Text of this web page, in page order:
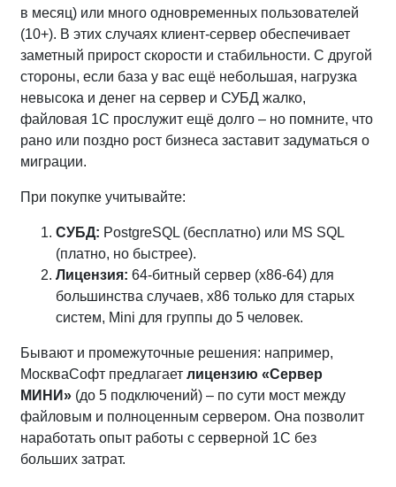
в месяц) или много одновременных пользователей
(10+). В этих случаях клиент‑сервер обеспечивает
заметный прирост скорости и стабильности. С другой
стороны, если база у вас ещё небольшая, нагрузка
невысока и денег на сервер и СУБД жалко,
файловая 1С прослужит ещё долго – но помните, что
рано или поздно рост бизнеса заставит задуматься о
миграции.
При покупке учитывайте:
СУБД: PostgreSQL (бесплатно) или MS SQL
(платно, но быстрее).
Лицензия: 64‑битный сервер (x86-64) для
большинства случаев, x86 только для старых
систем, Mini для группы до 5 человек.
Бывают и промежуточные решения: например,
МоскваСофт предлагает лицензию «Сервер
МИНИ» (до 5 подключений) – по сути мост между
файловым и полноценным сервером. Она позволит
наработать опыт работы с серверной 1С без
больших затрат.